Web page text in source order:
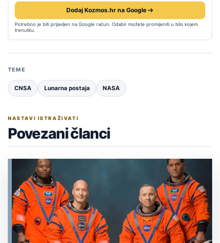
Dodaj Kozmos.hr na Google
Potrebno je biti prijavljen na Google račun. Odabir možete promijeniti u bilo kojem
trenutku.
TEME
CNSA Lunarna postaja NASA
NASTAVI ISTRAŽIVATI
Povezani članci